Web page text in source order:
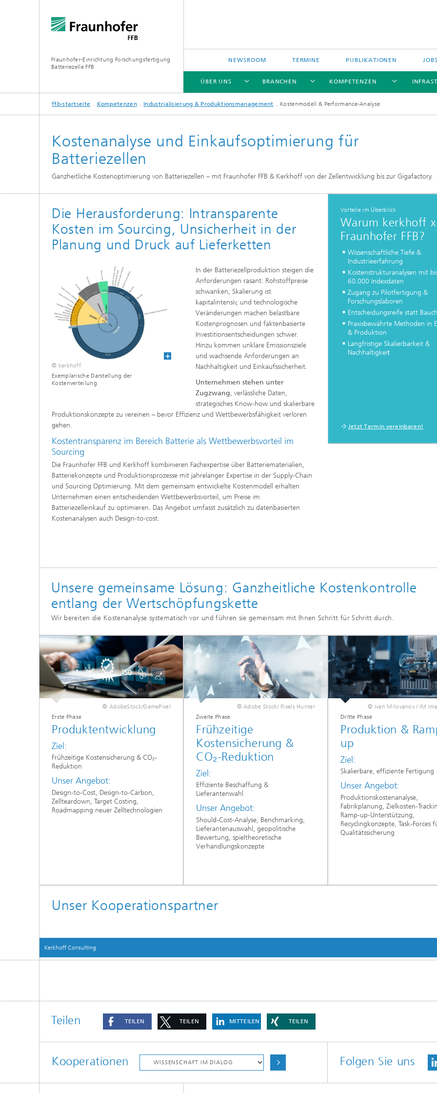
Fraunhofer-Einrichtung Forschungsfertigung
Batteriezelle FFB
NEWSROOM TERMINE PUBLIKATIONEN
ÜBER UNS
ÜBER UNS
Öffentlich geförderte
BRANCHEN
BRANCHEN
KOMPETENZEN
KOMPETENZEN
INFRASTRUKTUR
ELLB WEITERBILDUNGEN
Vertiefungsseminare
ffb-startseite Kompetenzen Industrialisierung & Produktionsmanagement Kostenmodell & Performance-Analyse
Kostenanalyse und Einkaufsoptimierung für
Batteriezellen
Ganzheitliche Kostenoptimierung von Batteriezellen – mit Fraunhofer FFB & Kerkhoff von der Zellentwicklung bis zur Gigafactory.
Die Herausforderung: Intransparente
Kosten im Sourcing, Unsicherheit in der
Planung und Druck auf Lieferketten
© kerkhoff
Exemplarische Darstellung der
Kostenverteilung
In der Batteriezellproduktion steigen die
Anforderungen rasant: Rohstoffpreise
schwanken, Skalierung ist
kapitalintensiv, und technologische
Veränderungen machen belastbare
Kostenprognosen und faktenbasierte
Investitionsentscheidungen schwer.
Hinzu kommen unklare Emissionsziele
und wachsende Anforderungen an
Nachhaltigkeit und Einkaufssicherheit.
Unternehmen stehen unter
Zugzwang, verlässliche Daten,
strategisches Know-how und skalierbare
Produktionskonzepte zu vereinen – bevor Effizienz und Wettbewerbsfähigkeit verloren
gehen.
Kostentransparenz im Bereich Batterie als Wettbewerbsvorteil im
Sourcing
Die Fraunhofer FFB und Kerkhoff kombinieren Fachexpertise über Batteriematerialien,
Batteriekonzepte und Produktionsprozesse mit jahrelanger Expertise in der Supply-Chain
und Sourcing Optimierung. Mit dem gemeinsam entwickelte Kostenmodell erhalten
Unternehmen einen entscheidenden Wettbewerbsvorteil, um Preise im
Batteriezelleinkauf zu optimieren. Das Angebot umfasst zusätzlich zu datenbasierten
Kostenanalysen auch Design-to-cost.
Vorteile im Überblick
Warum kerkhoff x
Fraunhofer FFB?
Wissenschaftliche Tiefe &
Industrieerfahrung
Kostenstrukturanalysen mit
60.000 Indexdaten
Zugang zu Pilotfertigung &
Forschungslaboren
Entscheidungsreife statt
Praxisbewährte Methoden in
& Produktion
Langfristige Skalierbarkeit &
Nachhaltigkeit
Jetzt Termin vereinbaren!
Unsere gemeinsame Lösung: Ganzheitliche Kostenkontrolle
entlang der Wertschöpfungskette
Wir bereiten die Kostenanalyse systematisch vor und führen sie gemeinsam mit Ihnen Schritt für Schritt durch.
© AdobeStock/GamePixel
Erste Phase
Produktentwicklung
Ziel:
Frühzeitige Kostensicherung & CO₂-
Reduktion
Unser Angebot:
Design-to-Cost, Design-to-Carbon,
Zellteardown, Target Costing,
Roadmapping neuer Zelltechnologien
© Adobe Stock/ Pixels Hunter
Zweite Phase
Frühzeitige
Kostensicherung &
CO₂-Reduktion
Ziel:
Effiziente Beschaffung &
Lieferantenwahl
Unser Angebot:
Should-Cost-Analyse, Benchmarking,
Lieferantenauswahl, geopolitische
Bewertung, spieltheoretische
Verhandlungskonzepte
© Ivan Milovanov / IM
Dritte Phase
Produktion &
up
Ziel:
Skalierbare, effiziente Fertigung
Unser Angebot:
Produktionskostenanalyse,
Fabrikplanung, Zielkosten-
Ramp-up-Unterstützung,
Recyclingkonzepte, Task-Forces
Qualitätssicherung
Unser Kooperationspartner
Kerkhoff Consulting
Teilen TEILEN TEILEN MITTEILEN TEILEN
Kooperationen Folgen Sie uns